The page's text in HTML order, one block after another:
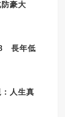
豪大
長年低
人生真